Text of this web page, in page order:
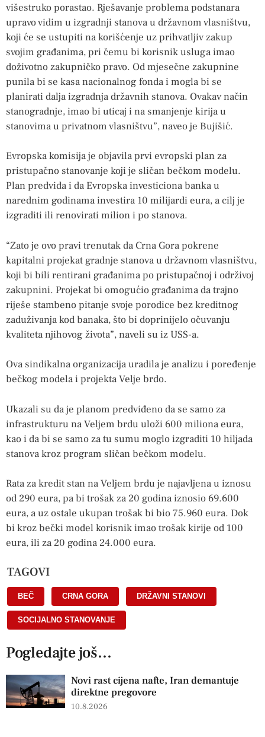
višestruko porastao. Rješavanje problema podstanara
upravo vidim u izgradnji stanova u državnom vlasništvu,
koji će se ustupiti na korišćenje uz prihvatljiv zakup
svojim građanima, pri čemu bi korisnik usluga imao
doživotno zakupničko pravo. Od mjesečne zakupnine
punila bi se kasa nacionalnog fonda i mogla bi se
planirati dalja izgradnja državnih stanova. Ovakav način
stanogradnje, imao bi uticaj i na smanjenje kirija u
stanovima u privatnom vlasništvu”, naveo je Bujišić.
Evropska komisija je objavila prvi evropski plan za
pristupačno stanovanje koji je sličan bečkom modelu.
Plan predviđa i da Evropska investiciona banka u
narednim godinama investira 10 milijardi eura, a cilj je
izgraditi ili renovirati milion i po stanova.
“Zato je ovo pravi trenutak da Crna Gora pokrene
kapitalni projekat gradnje stanova u državnom vlasništvu,
koji bi bili rentirani građanima po pristupačnoj i održivoj
zakupnini. Projekat bi omogućio građanima da trajno
riješe stambeno pitanje svoje porodice bez kreditnog
zaduživanja kod banaka, što bi doprinijelo očuvanju
kvaliteta njihovog života”, naveli su iz USS-a.
Ova sindikalna organizacija uradila je analizu i poređenje
bečkog modela i projekta Velje brdo.
Ukazali su da je planom predviđeno da se samo za
infrastrukturu na Veljem brdu uloži 600 miliona eura,
kao i da bi se samo za tu sumu moglo izgraditi 10 hiljada
stanova kroz program sličan bečkom modelu.
Rata za kredit stan na Veljem brdu je najavljena u iznosu
od 290 eura, pa bi trošak za 20 godina iznosio 69.600
eura, a uz ostale ukupan trošak bi bio 75.960 eura. Dok
bi kroz bečki model korisnik imao trošak kirije od 100
eura, ili za 20 godina 24.000 eura.
TAGOVI
BEČ CRNA GORA DRŽAVNI STANOVI
SOCIJALNO STANOVANJE
Pogledajte još...
Novi rast cijena nafte, Iran demantuje
direktne pregovore
10.8.2026